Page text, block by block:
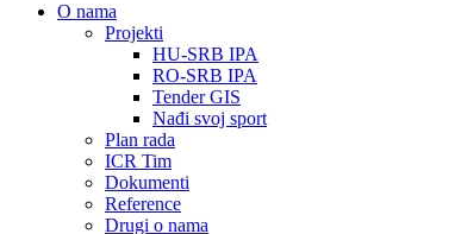
О nama
Projekti
HU-SRB IPA
RO-SRB IPA
Tender GIS
Nađi svoj sport
Plan rada
ICR Tim
Dokumenti
Reference
Drugi o nama